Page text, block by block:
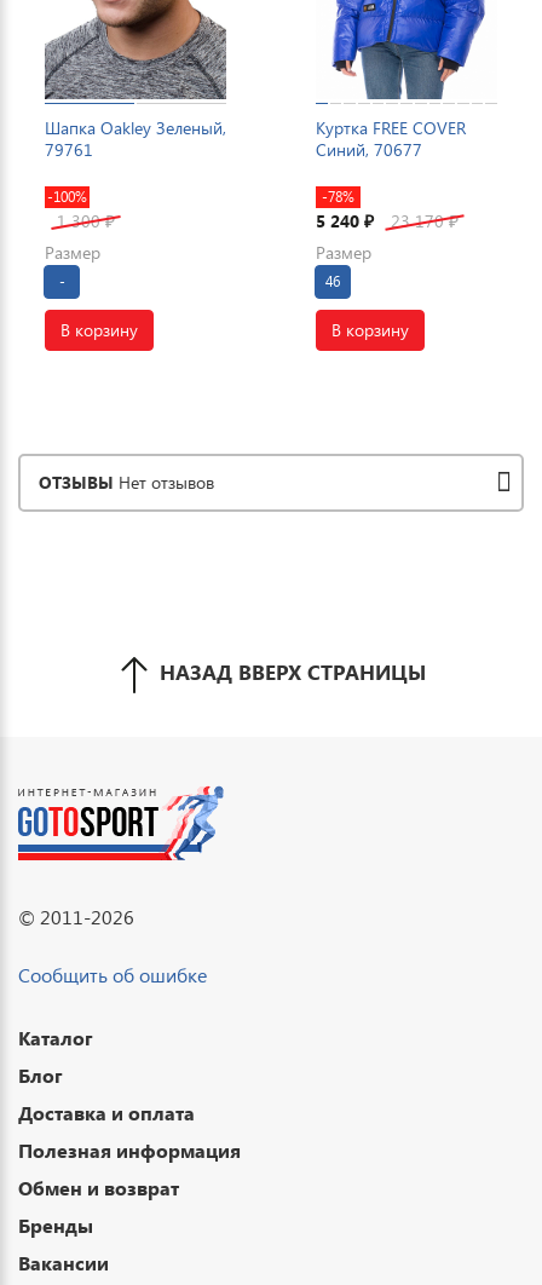
Шапка Oakley Зеленый,
79761
-100%
1 300₽
Размер
-
В корзину
Куртка FREE COVER
Синий, 70677
-78%
5 240 ₽ 23 170₽
Размер
46
В корзину
ОТЗЫВЫ Нет отзывов
НАЗАД ВВЕРХ СТРАНИЦЫ
© 2011-2026
Сообщить об ошибке
Каталог
Блог
Доставка и оплата
Полезная информация
Обмен и возврат
Бренды
Вакансии